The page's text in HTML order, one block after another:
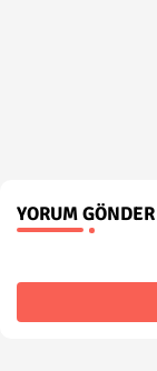
YORUM GÖNDER